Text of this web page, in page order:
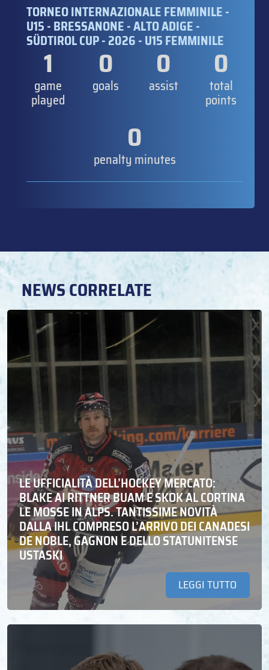
TORNEO INTERNAZIONALE FEMMINILE -
U15 - BRESSANONE - ALTO ADIGE -
SÜDTIROL CUP - 2026 - U15 FEMMINILE
1
game
played
0
goals
0
assist
0
total
points
0
penalty minutes
NEWS CORRELATE
LE UFFICIALITÀ DELL’HOCKEY MERCATO:
BLAKE AI RITTNER BUAM E SKOK AL CORTINA
LE MOSSE IN ALPS. TANTISSIME NOVITÀ
DALLA IHL COMPRESO L’ARRIVO DEI CANADESI
DE NOBLE, GAGNON E DELLO STATUNITENSE
USTASKI
LEGGI TUTTO